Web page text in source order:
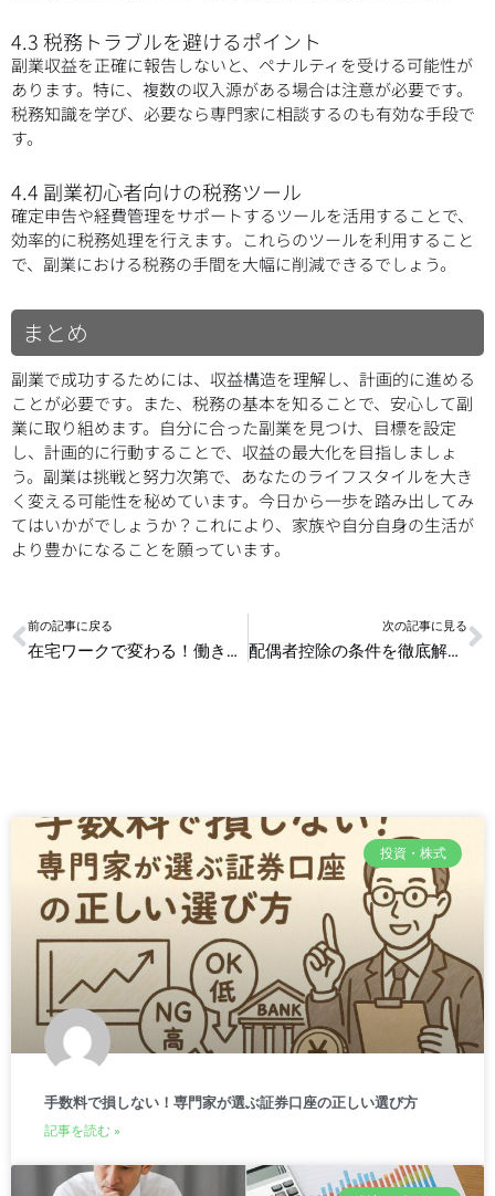
4.3 税務トラブルを避けるポイント
副業収益を正確に報告しないと、ペナルティを受ける可能性が
あります。特に、複数の収入源がある場合は注意が必要です。
税務知識を学び、必要なら専門家に相談するのも有効な手段で
す。
4.4 副業初心者向けの税務ツール
確定申告や経費管理をサポートするツールを活用することで、
効率的に税務処理を行えます。これらのツールを利用すること
で、副業における税務の手間を大幅に削減できるでしょう。
まとめ
副業で成功するためには、収益構造を理解し、計画的に進める
ことが必要です。また、税務の基本を知ることで、安心して副
業に取り組めます。自分に合った副業を見つけ、目標を設定
し、計画的に行動することで、収益の最大化を目指しましょ
う。副業は挑戦と努力次第で、あなたのライフスタイルを大き
く変える可能性を秘めています。今日から一歩を踏み出してみ
てはいかがでしょうか？これにより、家族や自分自身の生活が
より豊かになることを願っています。
Prev
前の記事に戻る
在宅ワークで変わる！働き方改革関連銘柄の見つけ方
次の記事に見る
配偶者控除の条件を徹底解説！所得控除を最大限活用する方法
投資・株式
手数料で損しない！専門家が選ぶ証券口座の正しい選び方
記事を読む »